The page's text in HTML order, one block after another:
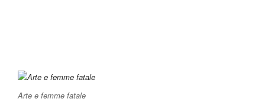
Arte e femme fatale